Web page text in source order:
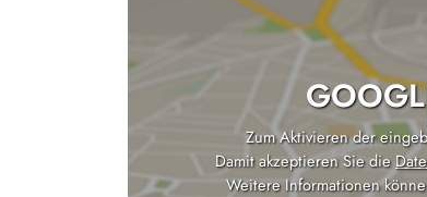
Zum Aktivieren der
Damit akzeptieren Sie die
Weitere Informationen